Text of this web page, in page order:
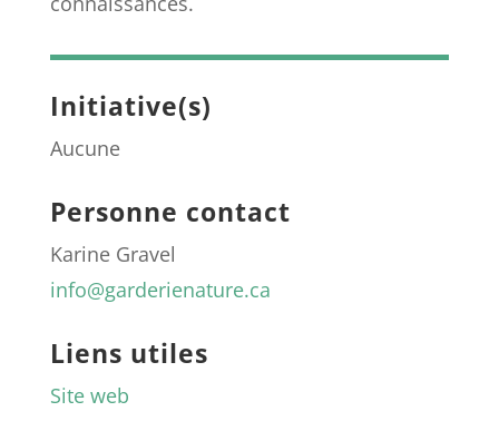
Initiative(s)
Aucune
Personne contact
Karine Gravel
info@garderienature.ca
Liens utiles
Site web